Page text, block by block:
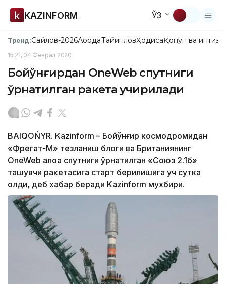
KAZINFORM ЎЗ
Тренд:Сайлов-2026АқордаТайинловҲодисаҚонун ва
15:21, 04 Феврал 2020
Бойқўнғирдан OneWeb спутниги
ўрнатилган ракета учирилади
BAIQOŃYR. Kazinform – Бойқўнғир космодромидан
«Фрегат-М» тезланиш блоги ва Британиянинг
OneWeb алоқа спутниги ўрнатилган «Союз 2.1б»
ташувчи ракетасига старт берилишига уч сутка
қолди, деб хабар беради Kazinform мухбири.